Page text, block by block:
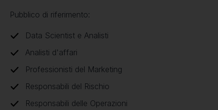
Pubblico di riferimento:
Data Scientist e Analisti
Analisti d'affari
Professionisti del Marketing
Responsabili del Rischio
Responsabili delle Operazioni